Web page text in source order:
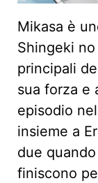
Mikasa è
Shingeki
principali
sua forza e
episodio
insieme a
due
finiscono